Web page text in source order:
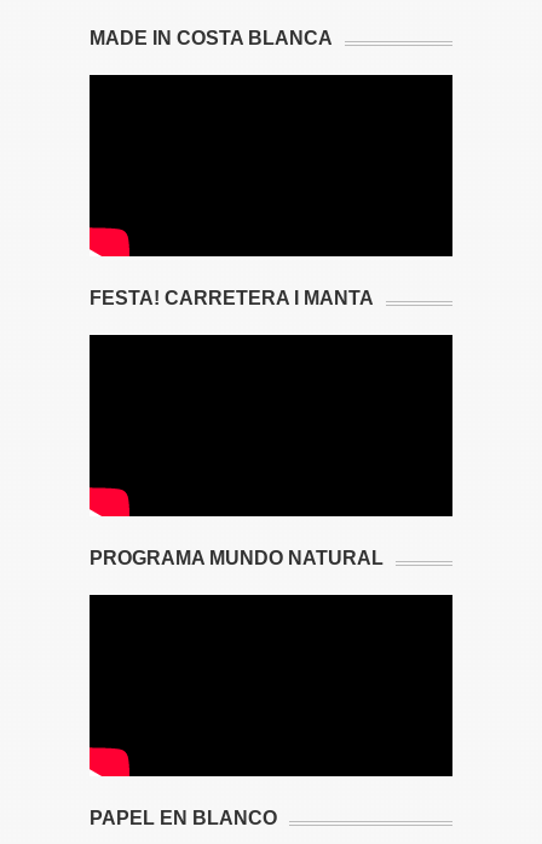
MADE IN COSTA BLANCA
FESTA! CARRETERA I MANTA
PROGRAMA MUNDO NATURAL
PAPEL EN BLANCO